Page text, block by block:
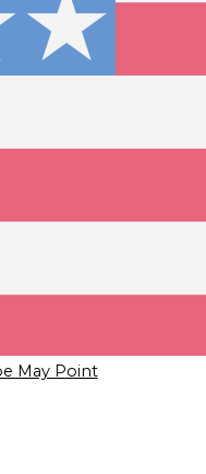
May Point